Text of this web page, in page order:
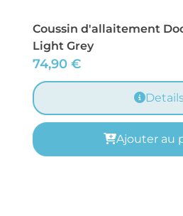
Coussin d'allaitement
Light Grey
74,90 €
Ajouter au